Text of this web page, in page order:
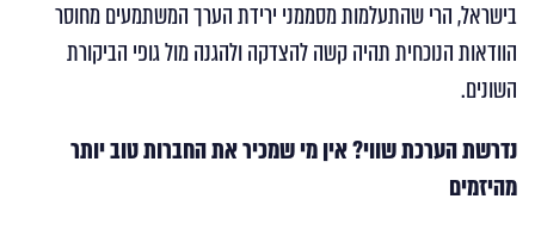
בישראל, הרי שהתעלמות מסממני ירידת הערך המשתמעים מחוסר
הוודאות הנוכחית תהיה קשה להצדקה ולהגנה מול גופי הביקורת
השונים.
נדרשת הערכת שווי?אין מי שמכיר את החברות טוב יותר
מהיזמים